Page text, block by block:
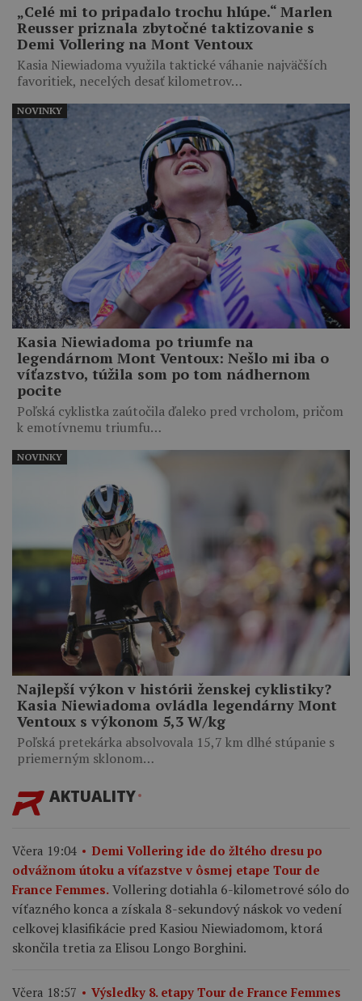
„Celé mi to pripadalo trochu hlúpe.“ Marlen
Reusser priznala zbytočné taktizovanie s
Demi Vollering na Mont Ventoux
Kasia Niewiadoma využila taktické váhanie najväčších
favoritiek, necelých desať kilometrov…
Kasia Niewiadoma po triumfe na
legendárnom Mont Ventoux: Nešlo mi iba o
víťazstvo, túžila som po tom nádhernom
pocite
Poľská cyklistka zaútočila ďaleko pred vrcholom, pričom
k emotívnemu triumfu…
NOVINKY
Najlepší výkon v histórii ženskej cyklistiky?
Kasia Niewiadoma ovládla legendárny Mont
Ventoux s výkonom 5,3 W/kg
Poľská pretekárka absolvovala 15,7 km dlhé stúpanie s
priemerným sklonom…
NOVINKY
AKTUALITY
Včera 19:04
Demi Vollering ide do žltého dresu po
odvážnom útoku a víťazstve v ôsmej etape Tour de
France Femmes. Vollering dotiahla 6-kilometrové sólo do
víťazného konca a získala 8-sekundový náskok vo vedení
celkovej klasifikácie pred Kasiou Niewiadomom, ktorá
skončila tretia za Elisou Longo Borghini.
Včera 18:57
Výsledky 8. etapy Tour de France Femmes